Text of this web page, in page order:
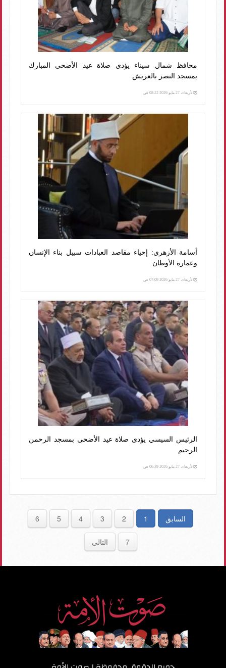
محافظ شمال سيناء يؤدي صلاة عيد الأضحى المبارك
بمسجد النصر بالعريش
الأربعاء، 27 مايو 2026 08:22 ص
أسامة الأزهري: إحياء مقاصد العبادات سبيل بناء الإنسان
وعمارة الأوطان
الأربعاء، 27 مايو 2026 07:09 ص
الرئيس السيسي يؤدى صلاة عيد الأضحى بمسجد الرحمن
الرحيم
الأربعاء، 27 مايو 2026 06:39 ص
السابق 1
2
3
4
5
6
7 التالى